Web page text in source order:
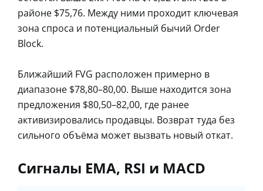
районе $75,76. Между ними проходит ключевая
зона спроса и потенциальный бычий Order
Block.
Ближайший FVG расположен примерно в
диапазоне $78,80–80,00. Выше находится зона
предложения $80,50–82,00, где ранее
активизировались продавцы. Возврат туда без
сильного объёма может вызвать новый откат.
Сигналы EMA, RSI и MACD